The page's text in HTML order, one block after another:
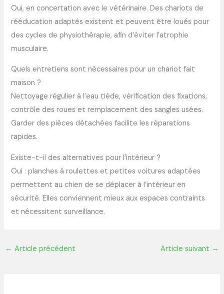
Oui, en concertation avec le vétérinaire. Des chariots de
rééducation adaptés existent et peuvent être loués pour
des cycles de physiothérapie, afin d’éviter l’atrophie
musculaire.
Quels entretiens sont nécessaires pour un chariot fait
maison ?
Nettoyage régulier à l’eau tiède, vérification des fixations,
contrôle des roues et remplacement des sangles usées.
Garder des pièces détachées facilite les réparations
rapides.
Existe-t-il des alternatives pour l’intérieur ?
Oui : planches à roulettes et petites voitures adaptées
permettent au chien de se déplacer à l’intérieur en
sécurité. Elles conviennent mieux aux espaces contraints
et nécessitent surveillance.
← Article précédent Article suivant →